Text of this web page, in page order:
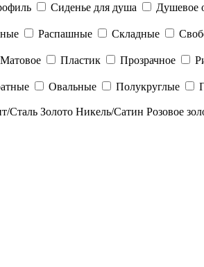
Сиденье для душа Душевое
Распашные Складные
Матовое Пластик Прозрачное
Овальные Полукруглые
Сталь Золото Никель/Сатин Розовое